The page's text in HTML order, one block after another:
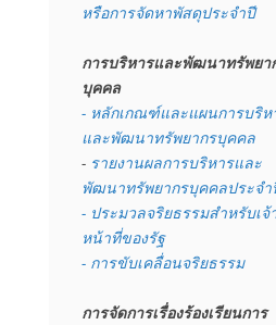
หรือการจัดหาพัสดุประจำปี
การบริหารและพัฒนาทรัพยา
บุคคล
- หลักเกณฑ์และแผนการบริห
และพัฒนาทรัพยากรบุคคล
- รายงานผลการบริหารและ
พัฒนาทรัพยากรบุคคลประจำ
- ประมวลจริยธรรมสำหรับเจ้
หน้าที่ของรัฐ
- การขับเคลื่อนจริยธรรม
การจัดการเรื่องร้องเรียนการ